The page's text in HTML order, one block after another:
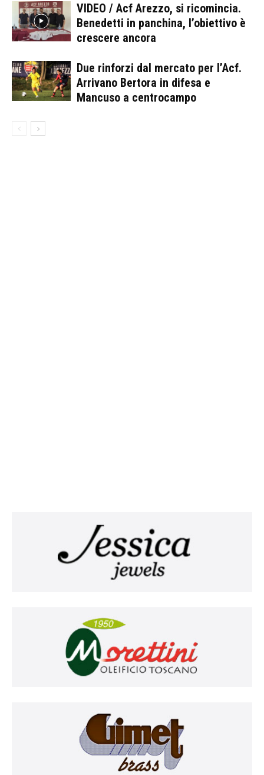
VIDEO / Acf Arezzo, si ricomincia.
Benedetti in panchina, l’obiettivo è
crescere ancora
Due rinforzi dal mercato per l’Acf.
Arrivano Bertora in difesa e
Mancuso a centrocampo